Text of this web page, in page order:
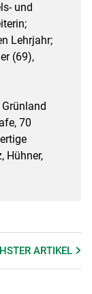
und
Lehrjahr;
(69),
70
Hühner,
ARTIKEL